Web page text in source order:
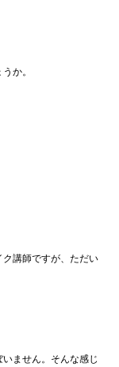
か。
講師ですが、ただい
ません。そんな感じ